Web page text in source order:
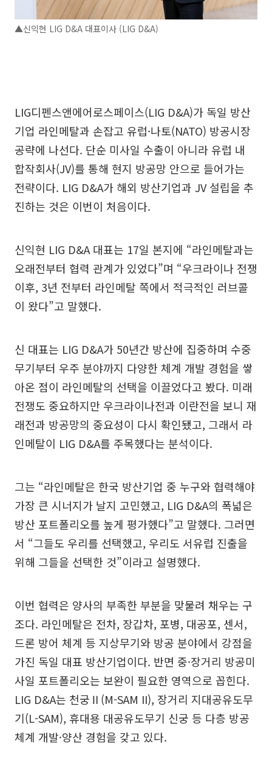
▲신익현 LIG D&A 대표이사 (LIG D&A)
LIG디펜스앤에어로스페이스(LIG D&A)가 독일 방산
기업 라인메탈과 손잡고 유럽·나토(NATO) 방공시장
공략에 나선다. 단순 미사일 수출이 아니라 유럽 내
합작회사(JV)를 통해 현지 방공망 안으로 들어가는
전략이다. LIG D&A가 해외 방산기업과 JV 설립을 추
진하는 것은 이번이 처음이다.
신익현 LIG D&A 대표는 17일 본지에 “라인메탈과는
오래전부터 협력 관계가 있었다”며 “우크라이나 전쟁
이후, 3년 전부터 라인메탈 쪽에서 적극적인 러브콜
이 왔다”고 말했다.
신 대표는 LIG D&A가 50년간 방산에 집중하며 수중
무기부터 우주 분야까지 다양한 체계 개발 경험을 쌓
아온 점이 라인메탈의 선택을 이끌었다고 봤다. 미래
전쟁도 중요하지만 우크라이나전과 이란전을 보니 재
래전과 방공망의 중요성이 다시 확인됐고, 그래서 라
인메탈이 LIG D&A를 주목했다는 분석이다.
그는 “라인메탈은 한국 방산기업 중 누구와 협력해야
가장 큰 시너지가 날지 고민했고, LIG D&A의 폭넓은
방산 포트폴리오를 높게 평가했다”고 말했다. 그러면
서 “그들도 우리를 선택했고, 우리도 서유럽 진출을
위해 그들을 선택한 것”이라고 설명했다.
이번 협력은 양사의 부족한 부분을 맞물려 채우는 구
조다. 라인메탈은 전차, 장갑차, 포병, 대공포, 센서,
드론 방어 체계 등 지상무기와 방공 분야에서 강점을
가진 독일 대표 방산기업이다. 반면 중·장거리 방공미
사일 포트폴리오는 보완이 필요한 영역으로 꼽힌다.
LIG D&A는 천궁Ⅱ(M-SAM II), 장거리 지대공유도무
기(L-SAM), 휴대용 대공유도무기 신궁 등 다층 방공
체계 개발·양산 경험을 갖고 있다.